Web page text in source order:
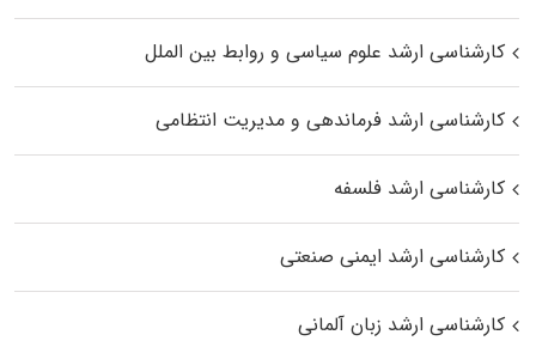
کارشناسی ارشد علوم سیاسی و روابط بین الملل
کارشناسی ارشد فرماندهی و مدیریت انتظامی
کارشناسی ارشد فلسفه
کارشناسی ارشد ایمنی صنعتی
کارشناسی ارشد زبان آلمانی